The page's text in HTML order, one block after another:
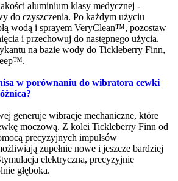
aluminium klasy medycznej -
do czyszczenia. Po każdym użyciu
wodą i sprayem VeryClean™, pozostaw
i przechowuj do następnego użycia.
na bazie wody do Tickleberry Finn,
w porównaniu do wibratora cewki
generuje wibracje mechaniczne, które
moczową. Z kolei Tickleberry Finn od
precyzyjnych impulsów
zupełnie nowe i jeszcze bardziej
elektryczna, precyzyjnie
głęboka.